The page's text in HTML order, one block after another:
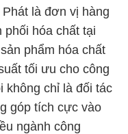
là đơn vị hàng
hóa chất tại
phẩm hóa chất
tối ưu cho công
không chỉ là đối tác
góp tích cực vào
ngành công